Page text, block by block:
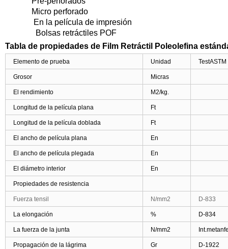
Micro perforado
En la película de impresión
Bolsas retráctiles POF
Tabla de propiedades de Film Retráctil Poleolefina
Elemento de prueba Unidad TestASTM
Grosor Micras
El rendimiento M2/kg.
Longitud de la película plana Ft
Longitud de la película doblada Ft
El ancho de película plana En
El ancho de película plegada En
El diámetro interior En
Propiedades de resistencia
Fuerza tensil N/mm2 D-833
La elongación % D-834
La fuerza de la junta N/mm2
Propagación de la lágrima Gr D-1922